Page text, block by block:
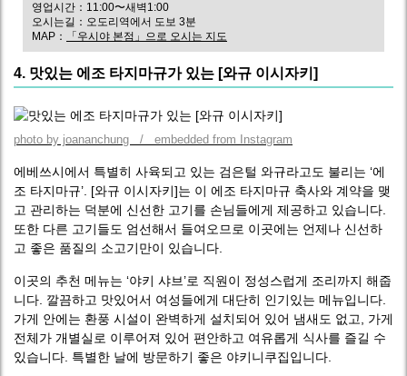
영업시간：11:00〜새벽1:00
오시는길：오도리역에서 도보 3분
MAP：
「우시야 본점」으로 오시는 지도
4. 맛있는 에조 타지마규가 있는 [와규 이시자키]
photo by joananchung / embedded from Instagram
에베쓰시에서 특별히 사육되고 있는 검은털 와규라고도 불리는 ‘에
조 타지마규’. [와규 이시자키]는 이 에조 타지마규 축사와 계약을 맺
고 관리하는 덕분에 신선한 고기를 손님들에게 제공하고 있습니다.
또한 다른 고기들도 엄선해서 들여오므로 이곳에는 언제나 신선하
고 좋은 품질의 소고기만이 있습니다.
이곳의 추천 메뉴는 ‘야키 샤브’로 직원이 정성스럽게 조리까지 해줍
니다. 깔끔하고 맛있어서 여성들에게 대단히 인기있는 메뉴입니다.
가게 안에는 환풍 시설이 완벽하게 설치되어 있어 냄새도 없고, 가게
전체가 개별실로 이루어져 있어 편안하고 여유롭게 식사를 즐길 수
있습니다. 특별한 날에 방문하기 좋은 야키니쿠집입니다.